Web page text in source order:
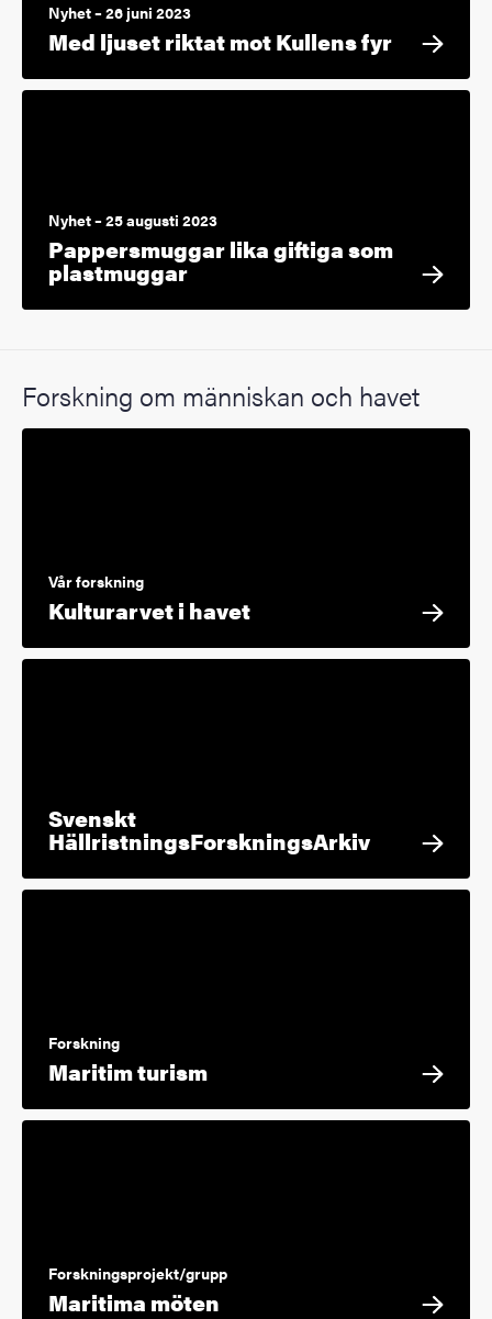
Nyhet – 26 juni 2023
Med ljuset riktat mot Kullens fyr
Nyhet – 25 augusti 2023
Pappersmuggar lika giftiga som
plastmuggar
Forskning om människan och havet
Vår forskning
Kulturarvet i havet
Svenskt
HällristningsForskningsArkiv
Forskning
Maritim turism
Forskningsprojekt/grupp
Maritima möten